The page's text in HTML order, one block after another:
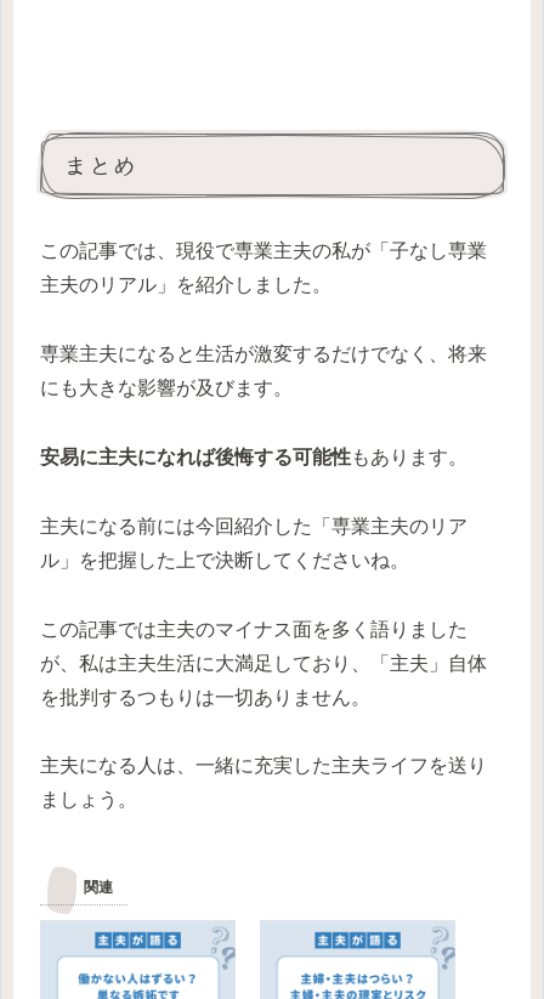
まとめ
この記事では、現役で専業主夫の私が「子なし専業
主夫のリアル」を紹介しました。
専業主夫になると生活が激変するだけでなく、将来
にも大きな影響が及びます。
安易に主夫になれば後悔する可能性もあります。
主夫になる前には今回紹介した「専業主夫のリア
ル」を把握した上で決断してくださいね。
この記事では主夫のマイナス面を多く語りました
が、私は主夫生活に大満足しており、「主夫」自体
を批判するつもりは一切ありません。
主夫になる人は、一緒に充実した主夫ライフを送り
ましょう。
関連